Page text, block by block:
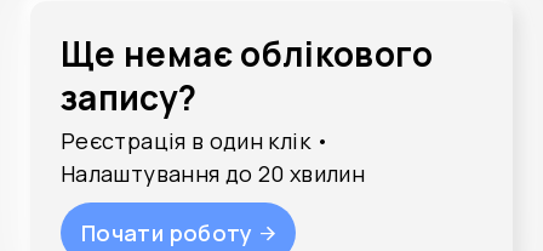
Ще немає облікового
запису?
Реєстрація в один клік •
Налаштування до 20 хвилин
Почати роботу